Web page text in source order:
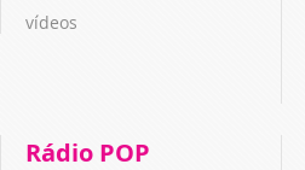
vídeos
Rádio POP